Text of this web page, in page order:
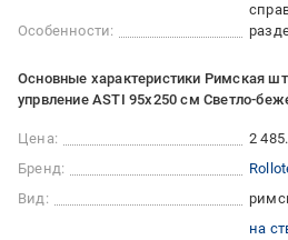
Особенности:
Основные характеристики Римская
упрвление ASTI 95x250 см Светло-
Цена:
2
Бренд:
Вид:
на